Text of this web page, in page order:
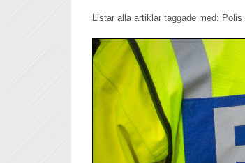
Listar alla artiklar taggade med: Polis